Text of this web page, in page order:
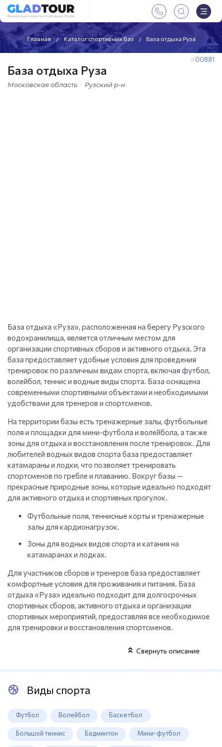
Главная Каталог спортивных баз База отдыха Руза
00881
База отдыха Руза
Московская область Рузский р-н
База отдыха «Руза», расположенная на берегу Рузского
водохранилища, является отличным местом для
организации спортивных сборов и активного отдыха. Эта
база предоставляет удобные условия для проведения
тренировок по различным видам спорта, включая футбол,
волейбол, теннис и водные виды спорта. База оснащена
современными спортивными объектами и необходимыми
удобствами для тренеров и спортсменов.
На территории базы есть тренажерные залы, футбольные
поля и площадки для мини-футбола и волейбола, а также
зоны для отдыха и восстановления после тренировок. Для
любителей водных видов спорта база предоставляет
катамараны и лодки, что позволяет тренировать
спортсменов по гребле и плаванию. Вокруг базы —
прекрасные природные зоны, которые идеально подходят
для активного отдыха и спортивных прогулок.
Футбольные поля, теннисные корты и тренажерные
залы для кардионагрузок.
Зоны для водных видов спорта и катания на
катамаранах и лодках.
Для участников сборов и тренеров база предоставляет
комфортные условия для проживания и питания. База
отдыха «Руза» идеально подходит для долгосрочных
спортивных сборов, активного отдыха и организации
спортивных мероприятий, предоставляя все необходимое
для тренировки и восстановления спортсменов.
Свернуть описание
Виды спорта
Футбол Волейбол Баскетбол
Большой теннис Бадминтон Мини-футбол